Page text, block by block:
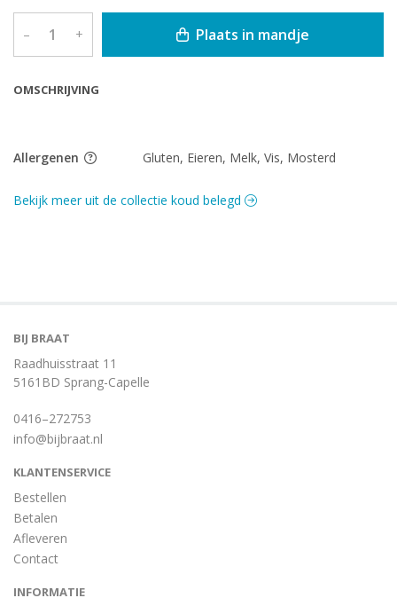
OMSCHRIJVING
– + Plaats in mandje
Allergenen Gluten, Eieren, Melk, Vis, Mosterd
Bekijk meer uit de collectie koud belegd
BIJ BRAAT
Raadhuisstraat 11
5161BD Sprang-Capelle
0416–272753
info@bijbraat.nl
KLANTENSERVICE
Bestellen
Betalen
Afleveren
Contact
INFORMATIE